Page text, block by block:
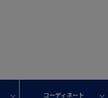
コーディネート